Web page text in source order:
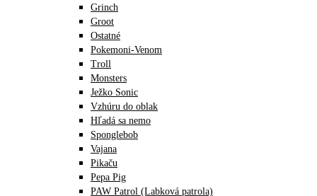
Grinch
Groot
Ostatné
Pokemoni-Venom
Troll
Monsters
Ježko Sonic
Vzhúru do oblak
Hľadá sa nemo
Sponglebob
Vajana
Pikaču
Pepa Pig
PAW Patrol (Labková patrola)